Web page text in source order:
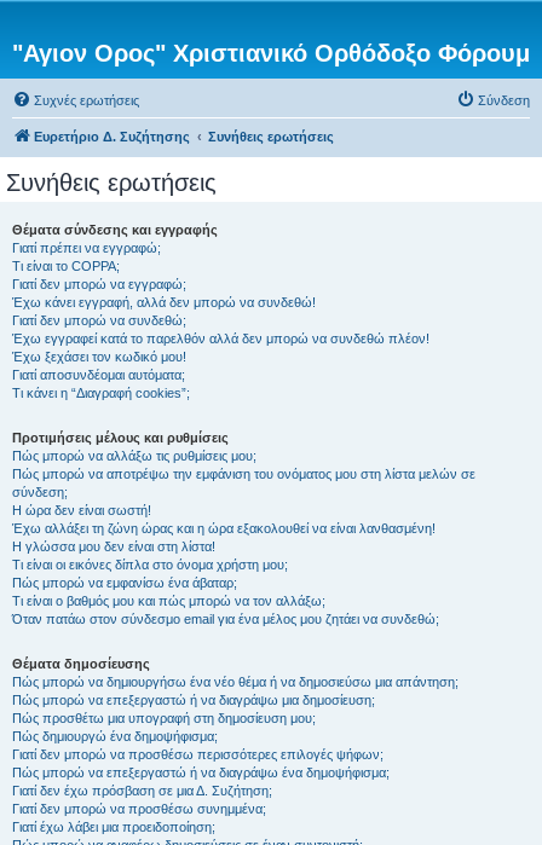
"Αγιον Ορος" Χριστιανικό Ορθόδοξο Φόρουμ
Συχνές ερωτήσεις Σύνδεση
Ευρετήριο Δ. Συζήτησης Συνήθεις ερωτήσεις
Συνήθεις ερωτήσεις
Θέματα σύνδεσης και εγγραφής
Γιατί πρέπει να εγγραφώ;
Τι είναι το COPPA;
Γιατί δεν μπορώ να εγγραφώ;
Έχω κάνει εγγραφή, αλλά δεν μπορώ να συνδεθώ!
Γιατί δεν μπορώ να συνδεθώ;
Έχω εγγραφεί κατά το παρελθόν αλλά δεν μπορώ να συνδεθώ πλέον!
Έχω ξεχάσει τον κωδικό μου!
Γιατί αποσυνδέομαι αυτόματα;
Τι κάνει η “Διαγραφή cookies”;
Προτιμήσεις μέλους και ρυθμίσεις
Πώς μπορώ να αλλάξω τις ρυθμίσεις μου;
Πώς μπορώ να αποτρέψω την εμφάνιση του ονόματος μου στη λίστα μελών σε
σύνδεση;
Η ώρα δεν είναι σωστή!
Έχω αλλάξει τη ζώνη ώρας και η ώρα εξακολουθεί να είναι λανθασμένη!
Η γλώσσα μου δεν είναι στη λίστα!
Τι είναι οι εικόνες δίπλα στο όνομα χρήστη μου;
Πώς μπορώ να εμφανίσω ένα άβαταρ;
Τι είναι ο βαθμός μου και πώς μπορώ να τον αλλάξω;
Όταν πατάω στον σύνδεσμο email για ένα μέλος μου ζητάει να συνδεθώ;
Θέματα δημοσίευσης
Πώς μπορώ να δημιουργήσω ένα νέο θέμα ή να δημοσιεύσω μια απάντηση;
Πώς μπορώ να επεξεργαστώ ή να διαγράψω μια δημοσίευση;
Πώς προσθέτω μια υπογραφή στη δημοσίευση μου;
Πώς δημιουργώ ένα δημοψήφισμα;
Γιατί δεν μπορώ να προσθέσω περισσότερες επιλογές ψήφων;
Πώς μπορώ να επεξεργαστώ ή να διαγράψω ένα δημοψήφισμα;
Γιατί δεν έχω πρόσβαση σε μια Δ. Συζήτηση;
Γιατί δεν μπορώ να προσθέσω συνημμένα;
Γιατί έχω λάβει μια προειδοποίηση;